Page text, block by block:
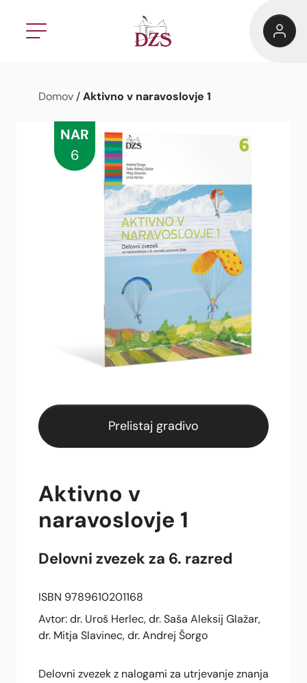
Domov / Aktivno v naravoslovje 1
NAR
6
Prelistaj gradivo
Aktivno v
naravoslovje 1
Delovni zvezek za 6. razred
ISBN 9789610201168
Avtor: dr. Uroš Herlec, dr. Saša Aleksij Glažar,
dr. Mitja Slavinec, dr. Andrej Šorgo
Delovni zvezek z nalogami za utrjevanje znanja